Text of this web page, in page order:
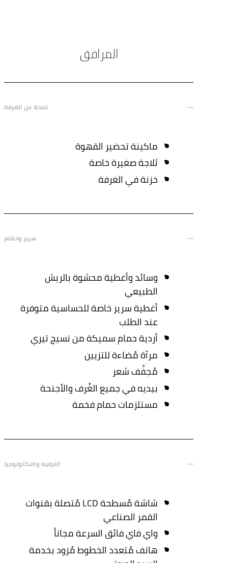
المرافق
لمحة عن الغرفة
ماكينة تحضير القهوة
ثلاجة صغيرة خاصة
خزنة في الغرفة
سرير وحمّام
وسائد وأغطية محشوة بالريش
الطبيعي
أغطية سرير خاصة للحساسية متوفرة
عند الطلب
أردية حمام سميكة من نسيج تيري
مرآة مُضاءة للتزيين
مُجفِّف شعر
بيديه في جميع الغُرف والأجنحة
مستلزمات حمام فخمة
الترفيه والتكنولوجيا
شاشة مُسطحة LCD مُتصلة بقنوات
القمر الصناعي
واي فاي فائق السرعة مجاناً
هاتف مُتعدد الخطوط مُزود بخدمة